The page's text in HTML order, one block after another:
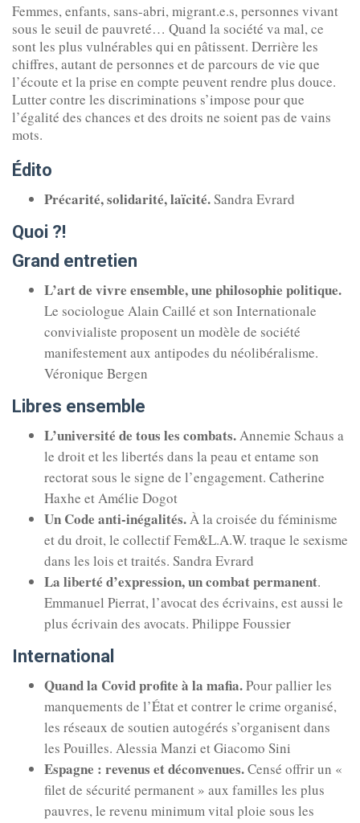
Femmes, enfants, sans-abri, migrant.e.s, personnes vivant
sous le seuil de pauvreté… Quand la société va mal, ce
sont les plus vulnérables qui en pâtissent. Derrière les
chiffres, autant de personnes et de parcours de vie que
l’écoute et la prise en compte peuvent rendre plus douce.
Lutter contre les discriminations s’impose pour que
l’égalité des chances et des droits ne soient pas de vains
mots.
Édito
Précarité, solidarité, laïcité.Sandra Evrard
Quoi ?!
Grand entretien
L’art de vivre ensemble, une philosophie politique.
Le sociologue Alain Caillé et son Internationale
convivialiste proposent un modèle de société
manifestement aux antipodes du néolibéralisme.
Véronique Bergen
Libres ensemble
L’université de tous les combats.Annemie Schaus a
le droit et les liber­tés dans la peau et entame son
rectorat sous le signe de l’en­ga­ge­ment. Catherine
Haxhe et Amélie Dogot
Un Code anti-inégalités.À la croisée du féminisme
et du droit, le collectif Fem&L.A.W. traque le sexisme
dans les lois et traités. Sandra Evrard
La liberté d’expression, un combat permanent.
Emmanuel Pierrat, l’avocat des écrivains, est aussi le
plus écrivain des avocats. Philippe Foussier
International
Quand la Covid profite à la mafia.Pour pallier les
manquements de l’État et contrer le crime organisé,
les réseaux de soutien autogérés s’organisent dans
les Pouilles. Alessia Manzi et Giacomo Sini
Espagne : revenus et déconvenues.Censé offrir un «
filet de sécurité permanent » aux familles les plus
pauvres, le revenu minimum vital ploie sous les